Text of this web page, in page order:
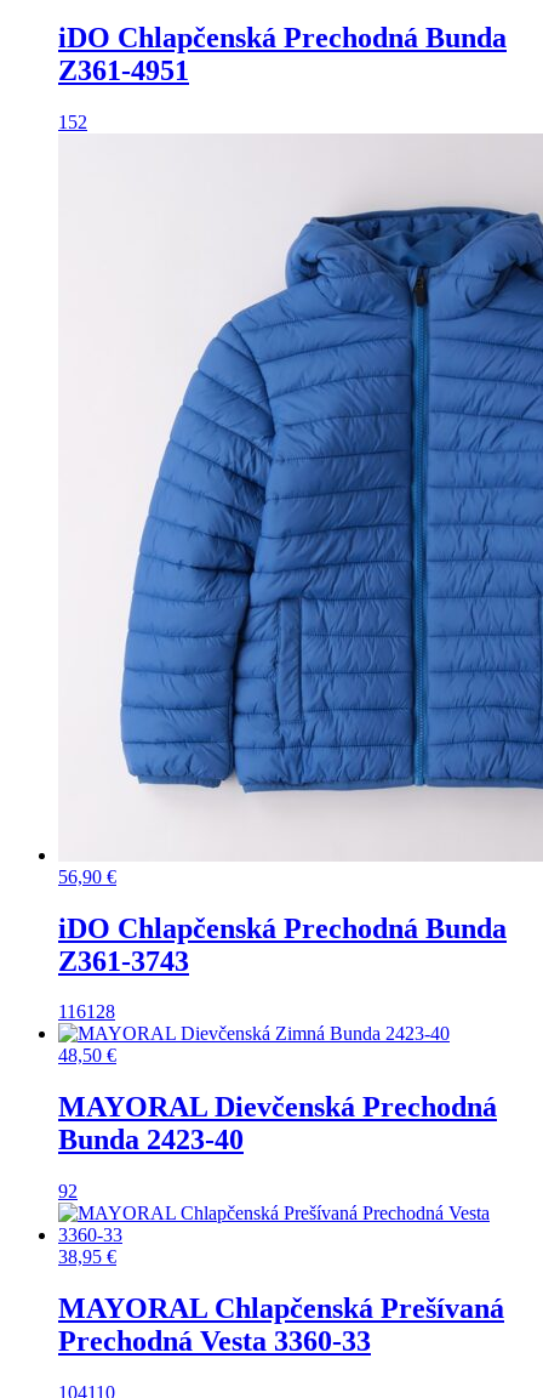
iDO Chlapčenská Prechodná Bunda
Z361-4951
152
56,90 €
iDO Chlapčenská Prechodná Bunda
Z361-3743
116128
48,50 €
MAYORAL Dievčenská Prechodná
Bunda 2423-40
92
38,95 €
MAYORAL Chlapčenská Prešívaná
Prechodná Vesta 3360-33
104110